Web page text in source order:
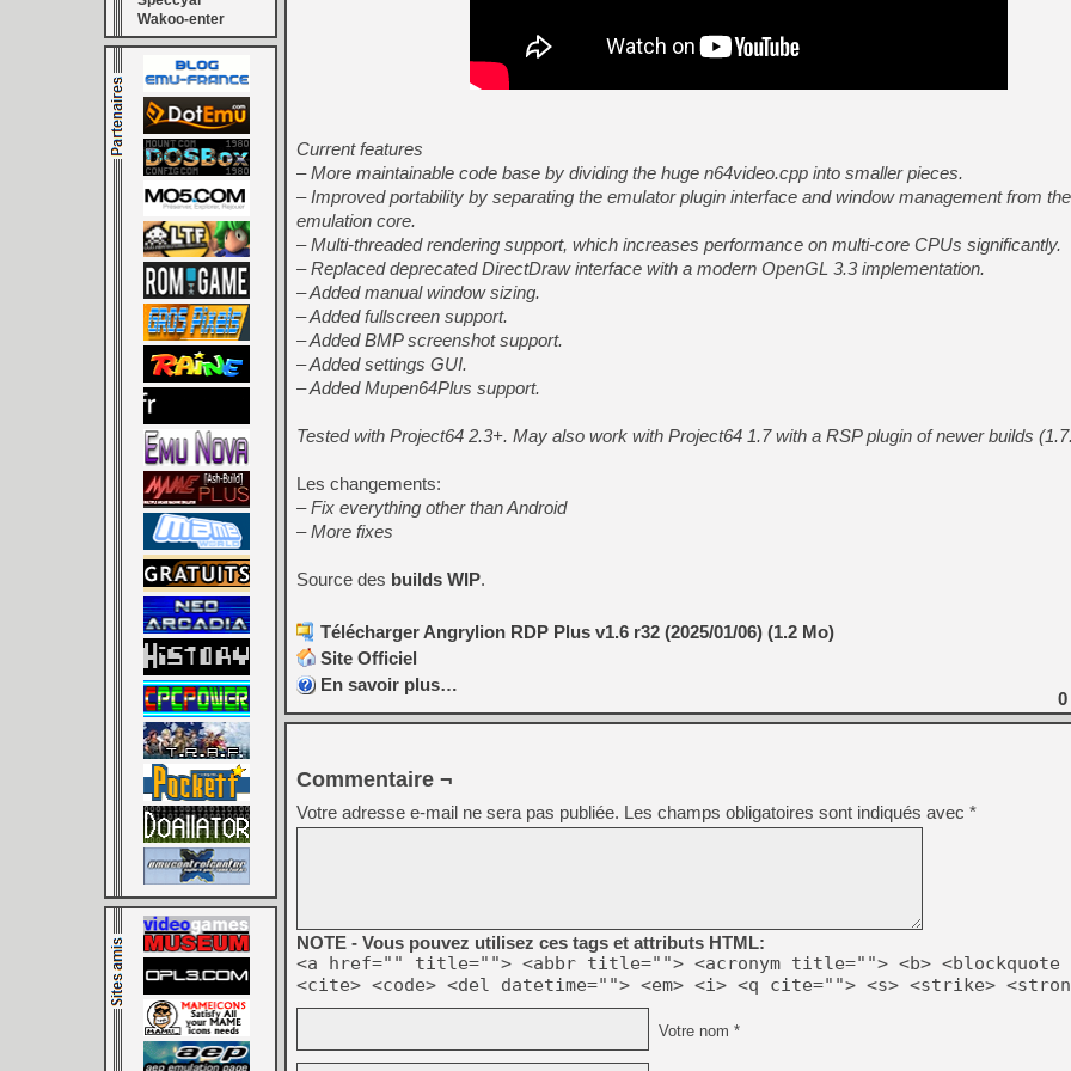
[GK] Déjà des
[Mo5] Brickboy cherche à
[GK] Minecraft et ses «
[GK] Beast of
[GK] Mémoire cash -
[GK] Dan Houser (GTA)
[GK] Comment EA Sports
[GK] Crimson Moon : un
[GK] Isle of Reveries : le
[GK] Moonlighter 2 : The
[GK] Capcom relance
[GK] Guillermo del Toro
Wakoo-enter
Current features
– More maintainable code base by dividing the huge n64video.cpp into smaller pieces.
– Improved portability by separating the emulator plugin interface and window management from
emulation core.
– Multi-threaded rendering support, which increases performance on multi-core CPUs significantly.
– Replaced deprecated DirectDraw interface with a modern OpenGL 3.3 implementation.
– Added manual window sizing.
– Added fullscreen support.
– Added BMP screenshot support.
– Added settings GUI.
– Added Mupen64Plus support.
Tested with Project64 2.3+. May also work with Project64 1.7 with a RSP plugin of newer builds
Les changements:
– Fix everything other than Android
– More fixes
Source des builds WIP.
Télécharger Angrylion RDP Plus v1.6 r32 (2025/01/06) (1.2 Mo)
Site Officiel
En savoir plus…
0
Commentaire ¬
Votre adresse e-mail ne sera pas publiée. Les champs obligatoires sont indiqués avec *
NOTE - Vous pouvez utilisez ces tags et attributs HTML:
<a href="" title=""> <abbr title=""> <acronym title=""> <b> <blockquote
<cite> <code> <del datetime=""> <em> <i> <q cite=""> <s> <strike>
Votre nom *